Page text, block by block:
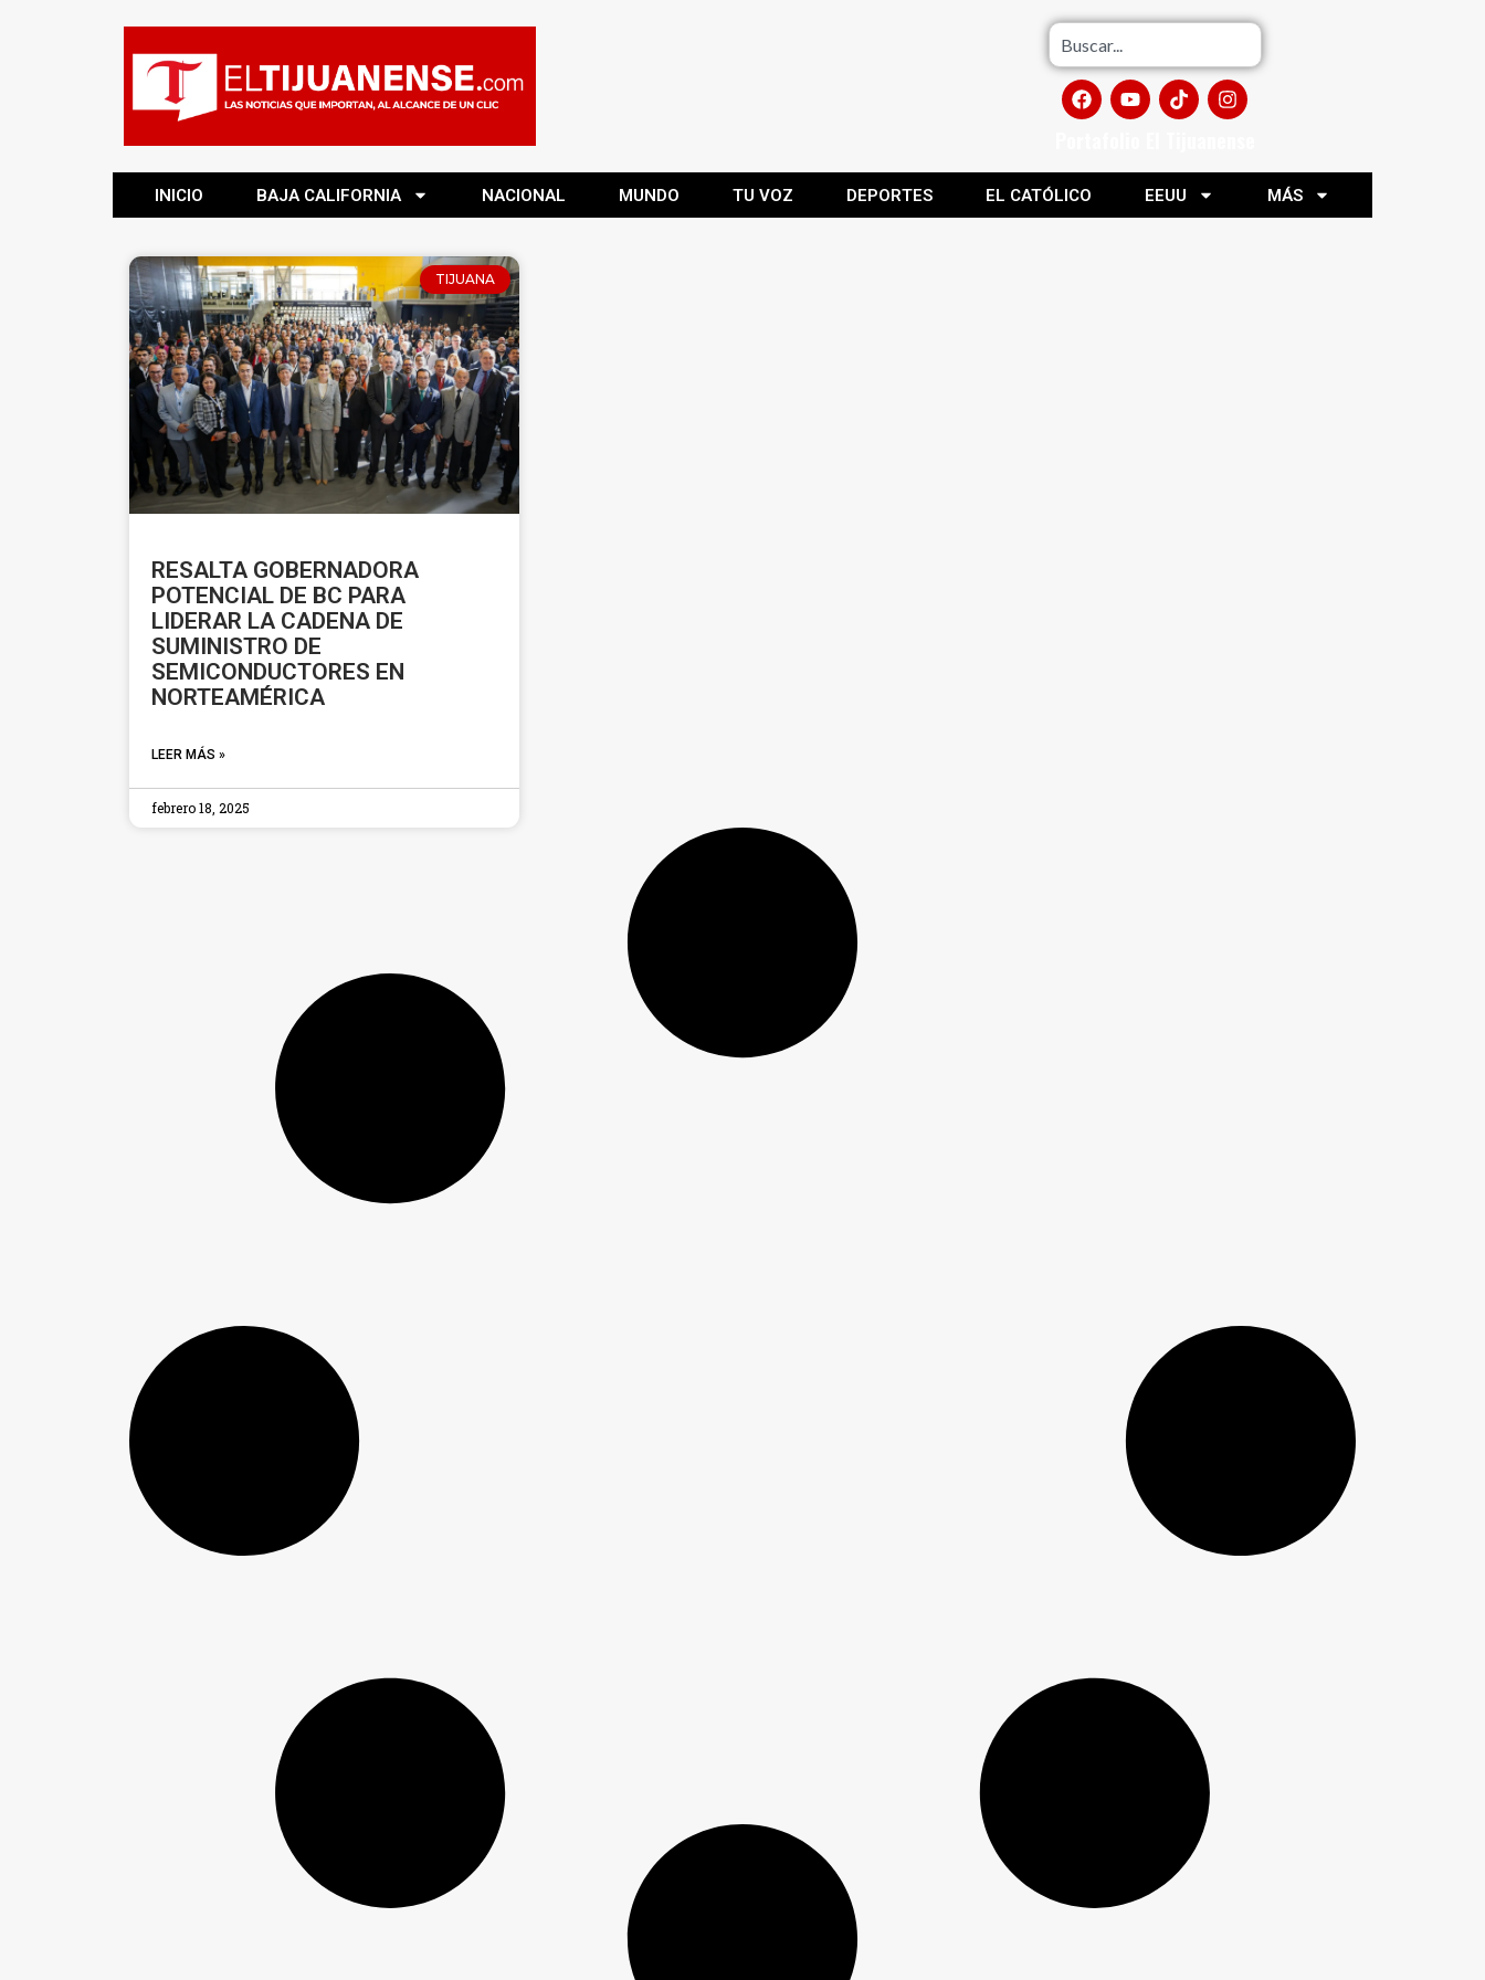
INICIO BAJA CALIFORNIA NACIONAL MUNDO TU VOZ DEPORTES EL CATÓLICO EEUU MÁS
TIJUANA
RESALTA GOBERNADORA
POTENCIAL DE BC PARA
LIDERAR LA CADENA DE
SUMINISTRO DE
SEMICONDUCTORES EN
NORTEAMÉRICA
LEER MÁS »
febrero 18, 2025